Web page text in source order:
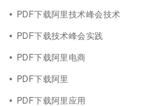
PDF下载阿里技术峰会技术
PDF下载技术峰会实践
PDF下载阿里电商
PDF下载阿里
PDF下载阿里应用